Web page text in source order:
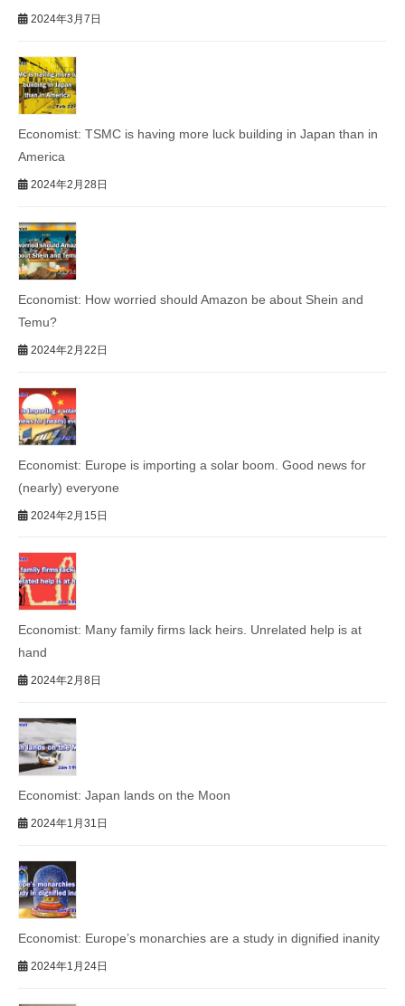
2024年3月7日
Economist: TSMC is having more luck building in Japan than in
America
2024年2月28日
Economist: How worried should Amazon be about Shein and
Temu?
2024年2月22日
Economist: Europe is importing a solar boom. Good news for
(nearly) everyone
2024年2月15日
Economist: Many family firms lack heirs. Unrelated help is at
hand
2024年2月8日
Economist: Japan lands on the Moon
2024年1月31日
Economist: Europe’s monarchies are a study in dignified inanity
2024年1月24日